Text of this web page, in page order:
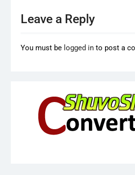
Leave a Reply
You must be logged into post a